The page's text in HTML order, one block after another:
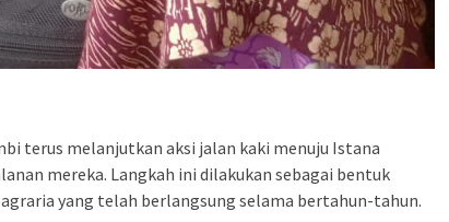
terus melanjutkan aksi jalan kaki menuju Istana
mereka. Langkah ini dilakukan sebagai bentuk
yang telah berlangsung selama bertahun-tahun.